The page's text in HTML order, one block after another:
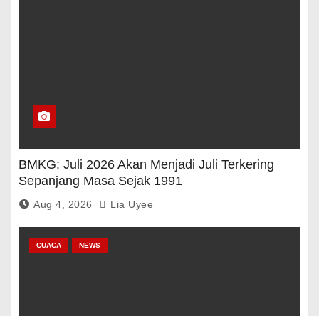
BMKG: Juli 2026 Akan Menjadi Juli Terkering
Sepanjang Masa Sejak 1991
Aug 4, 2026 Lia Uyee
CUACA NEWS